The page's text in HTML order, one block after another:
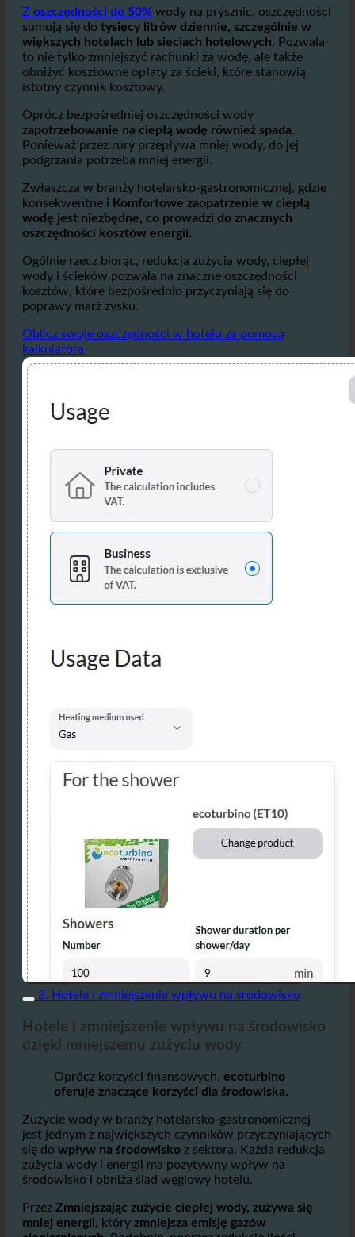
prysznice i łazienki w pokojach gościnnych. ecoturbino
pomaga drastycznie zmniejszyć to zużycie.
Z oszczędności do 50% wody na prysznic, oszczędności
sumują się dotysięcy litrów dziennie, szczególnie w
większych hotelach lub sieciach hotelowych.Pozwala
to nie tylko zmniejszyć rachunki za wodę, ale także
obniżyć kosztowne opłaty za ścieki, które stanowią
istotny czynnik kosztowy.
Oprócz bezpośredniej oszczędności wody
zapotrzebowanie na ciepłą wodę również spada
Ponieważ przez rury przepływa mniej wody, do jej
podgrzania potrzeba mniej energii.
Zwłaszcza w branży hotelarsko-gastronomicznej, gdzie
konsekwentne iKomfortowe zaopatrzenie w ciepłą
wodę jest niezbędne, co prowadzi do znacznych
oszczędności kosztów energii.
Ogólnie rzecz biorąc, redukcja zużycia wody, ciepłej
wody i ścieków pozwala na znaczne oszczędności
kosztów, które bezpośrednio przyczyniają się do
poprawy marż zysku.
Oblicz swoje oszczędności w hotelu za pomocą
kalkulatora
3. Hotele i zmniejszenie wpływu na środowisko
dzięki mniejszemu zużyciu wody
Oprócz korzyści finansowych,ecoturbino
oferuje znaczące korzyści dla środowiska.
Zużycie wody w branży hotelarsko-gastronomicznej
jest jednym z największych czynników przyczyniających
się dowpływ na środowiskoz sektora. Każda redukcja
zużycia wody i energii ma pozytywny wpływ na
środowisko i obniża ślad węglowy hotelu.